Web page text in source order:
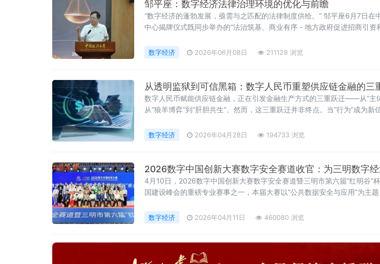
邹平座：数字经济法律治理环境的优化与前瞻
“数字经济的蓬勃发展，亟需与之匹配的法律制度供给。” 邹平座6月7日
中心揭牌仪式既同步举办的“法治筑基、商业有序 - 地方政府促进招商引资
数字经济 2026年06月08日 211128 浏览
从透明监狱到可信黑箱：数字人民币重塑供应链金融的三
数字人民币赋能供应链金融，正在引发金融生产方式的三重跃迁——从“主体
从“狼羊博弈”到“肝胆共生”。然而，这三重跃迁并非终点。当“行为”成为
算”，从“深度内嵌”走向“可插拔架构”，从“
数字经济 2026年04月28日 194733 浏览
2026数字中国创新大赛数字安全赛道收官：为三明数字经
4月10日，2026数字中国创新大赛数字安全赛道暨三明市第六届“红明谷”
国建设峰会的重磅专业赛事之一，本届大赛以“公共数据安全与应用”为主
数字经济 2026年04月11日 460080 浏览